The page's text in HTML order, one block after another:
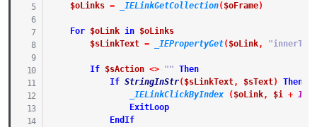
$oLinks = _IELinkGetCollection( $oFrame)
For $oLink in
$oLinks
$sLinkText = _IEPropertyGet( $oLink,
If $sAction <> "" Then
If StringInStr( $sLinkText, $sText)
Then
_IELinkClickByIndex
( $oLink, $i + 1
ExitLoop
EndIf